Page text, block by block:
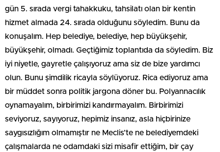
gün 5. sırada vergi tahakkuku, tahsilatı olan bir kentin
hizmet almada 24. sırada olduğunu söyledim. Bunu da
konuşalım. Hep belediye, belediye, hep büyükşehir,
büyükşehir, olmadı. Geçtiğimiz toplantıda da söyledim. Biz
iyi niyetle, gayretle çalışıyoruz ama siz de bize yardımcı
olun. Bunu şimdilik ricayla söylüyoruz. Rica ediyoruz ama
bir müddet sonra politik jargona döner bu. Polyannacılık
oynamayalım, birbirimizi kandırmayalım. Birbirimizi
seviyoruz, sayıyoruz, hepimiz insanız, asla hiçbirinize
saygısızlığım olmamıştır ne Meclis’te ne belediyemdeki
çalışmalarda ne odamdaki sizi misafir ettiğim, bir çay